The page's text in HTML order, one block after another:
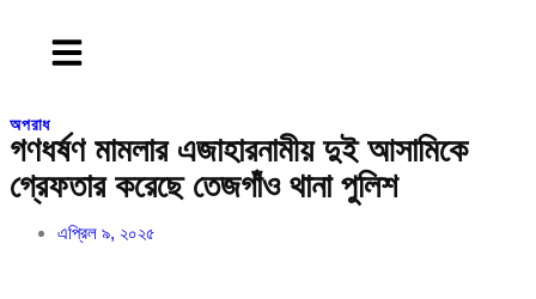
অপরাধ
গণধর্ষণ মামলার এজাহারনামীয় দুই আসামিকে
গ্রেফতার করেছে তেজগাঁও থানা পুলিশ
এপ্রিল ৯, ২০২৫